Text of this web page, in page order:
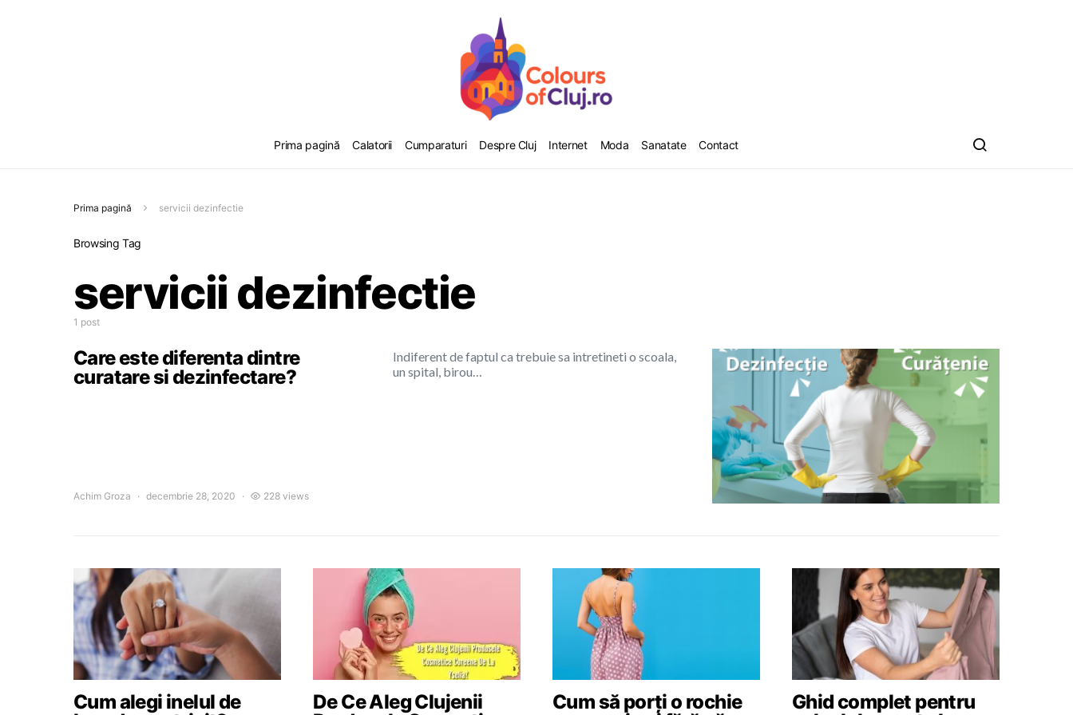
Prima pagină Calatorii Cumparaturi Despre Cluj Internet Moda Sanatate Contact
Prima pagină servicii dezinfectie
Browsing Tag
servicii dezinfectie
1 post
Care este diferenta dintre
curatare si dezinfectare?
Indiferent de faptul ca trebuie sa intretineti o scoala,
un spital, birou…
Achim Groza decembrie 28, 2020 228 views
Cum alegi inelul de
De Ce Aleg Clujenii
Cum să porți o rochie
Ghid complet pentru